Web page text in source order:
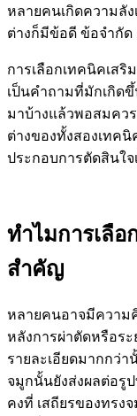
หลายคนเกิดความลัง
ต่างก็มีข้อดี ข้อจำกัด
การเลือกเทคนิคเสริ
เป็นคำถามที่มักเกิด
มาบ้างแล้วพอสมคว
ต่างของทั้งสองเทค
ประกอบการตัดสินใจ
ทำไมการเลือ
สำคัญ
หลายคนอาจมีความ
หลังการผ่าตัดหรือร
รายละเอียดมากกว่า
จมูกนั้นยังส่งผลต่อรู
คงที่ เสถียรของทรง